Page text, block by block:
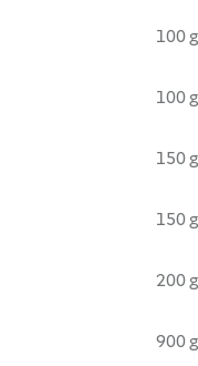
100 g
100 g
150 g
150 g
200 g
900 g